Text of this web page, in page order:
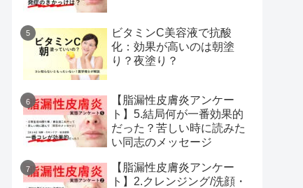
ビタミンC美容液で抗酸
化：効果が高いのは朝塗
り？夜塗り？
【脂漏性皮膚炎アンケー
ト】5.結局何が一番効果的
だった？苦しい時に読みた
い同志のメッセージ
【脂漏性皮膚炎アンケー
ト】2.クレンジング/洗顔・